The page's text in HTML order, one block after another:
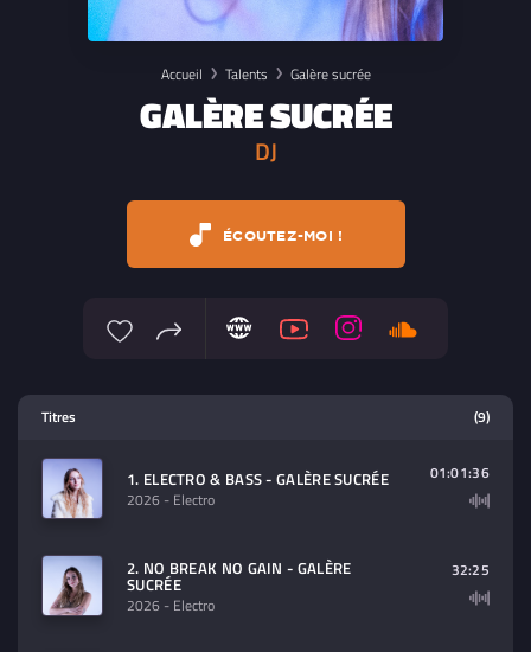
Accueil Talents Galère sucrée
GALÈRE SUCRÉE
DJ
ÉCOUTEZ-MOI !
contenu à lire (audio/video)
Titres (9)
1. ELECTRO & BASS - GALÈRE SUCRÉE
2026 - Electro
01:01:36
2. NO BREAK NO GAIN - GALÈRE
SUCRÉE
2026 - Electro
32:25